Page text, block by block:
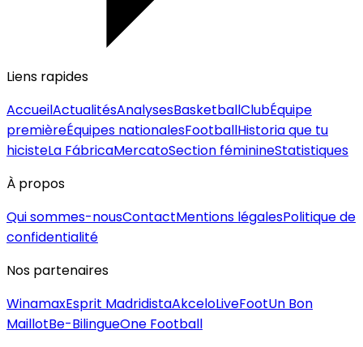
Liens rapides
AccueilActualitésAnalysesBasketballClubÉquipe
premièreÉquipes nationalesFootballHistoria que tu
hicisteLa FábricaMercatoSection féminineStatistiques
À propos
Qui sommes-nousContactMentions légalesPolitique de
confidentialité
Nos partenaires
WinamaxEsprit MadridistaAkceloLiveFootUn Bon
MaillotBe-BilingueOne Football